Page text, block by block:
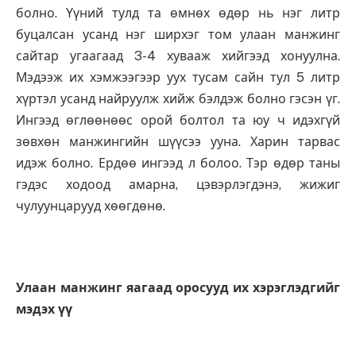
болно. Үүний тулд та өмнөх өдөр нь нэг литр
буцалсан усанд нэг ширхэг том улаан манжинг
сайтар угаагаад 3-4 хувааж хийгээд хонуулна.
Мэдээж их хэмжээгээр уух тусам сайн тул 5 литр
хүртэл усанд найруулж хийж бэлдэж болно гэсэн үг.
Ингээд өглөөнөөс орой болтол та юу ч идэхгүй
зөвхөн манжингийн шүүсээ ууна. Харин тарвас
идэж болно. Ердөө ингээд л болоо. Тэр өдөр таны
гэдэс ходоод амарна, цэвэрлэгдэнэ, жижиг
чулуунцарууд хөөгдөнө.
Улаан манжинг яагаад оросууд их хэрэглэдгийг
мэдэх үү